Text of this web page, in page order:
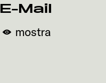
E-Mail
mostra